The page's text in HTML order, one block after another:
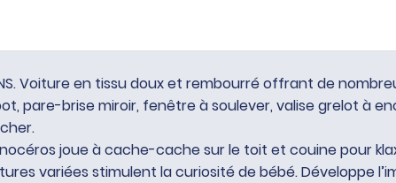
Voiture en tissu doux et rembourré offrant de
pare-brise miroir, fenêtre à soulever, valise grelot à
joue à cache-cache sur le toit et couine pour
variées stimulent la curiosité de bébé. Développe